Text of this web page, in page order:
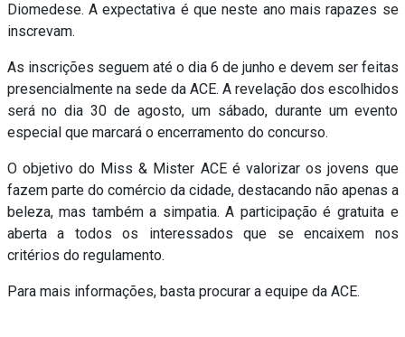
Diomedese. A expectativa é que neste ano mais rapazes se
inscrevam.
As inscrições seguem até o dia 6 de junho e devem ser feitas
presencialmente na sede da ACE. A revelação dos escolhidos
será no dia 30 de agosto, um sábado, durante um evento
especial que marcará o encerramento do concurso.
O objetivo do Miss & Mister ACE é valorizar os jovens que
fazem parte do comércio da cidade, destacando não apenas a
beleza, mas também a simpatia. A participação é gratuita e
aberta a todos os interessados que se encaixem nos
critérios do regulamento.
Para mais informações, basta procurar a equipe da ACE.